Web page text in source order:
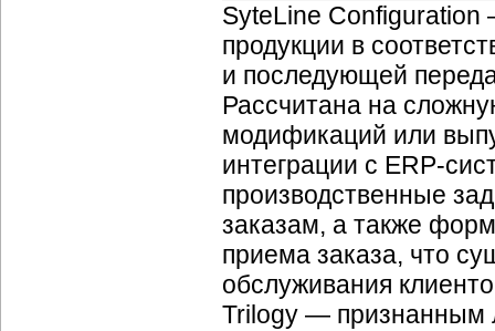
SyteLine
продукции в
и последующей
Рассчитана на
модификаций или
интеграции с ERP-
производственные
заказам, а также
приема заказа, что
обслуживания
Trilogy — признанным